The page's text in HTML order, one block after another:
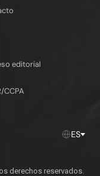
editorial
CCPA
ES
derechos reservados.